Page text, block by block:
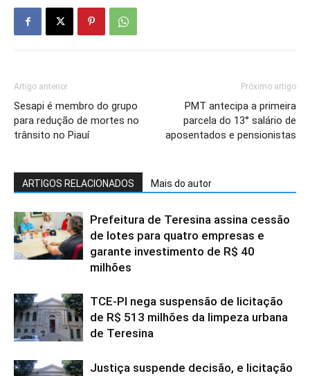
Artigo anterior
Sesapi é membro do grupo
para redução de mortes no
trânsito no Piauí
Próximo artigo
PMT antecipa a primeira
parcela do 13° salário de
aposentados e pensionistas
ARTIGOS RELACIONADOS Mais do autor
Prefeitura de Teresina assina cessão
de lotes para quatro empresas e
garante investimento de R$ 40
milhões
TCE-PI nega suspensão de licitação
de R$ 513 milhões da limpeza urbana
de Teresina
Justiça suspende decisão, e licitação